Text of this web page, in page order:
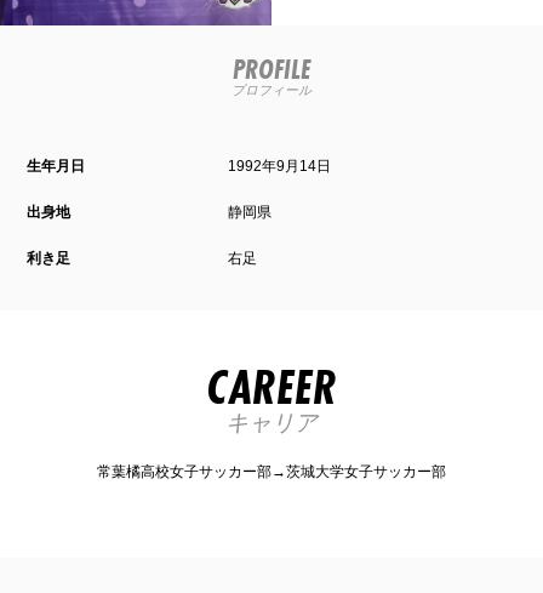
PROFILE
プロフィール
生年月日 1992年9月14日
出身地 静岡県
利き足 右足
CAREER
キャリア
常葉橘高校女子サッカー部→茨城大学女子サッカー部